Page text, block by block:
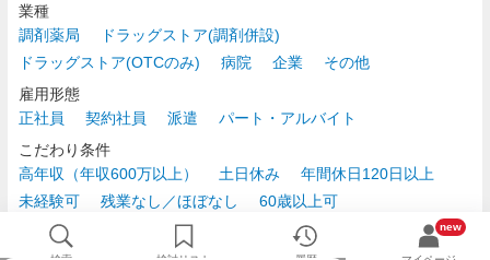
業種
調剤薬局
ドラッグストア(調剤併設)
ドラッグストア(OTCのみ)
病院 企業
その他
雇用形態
正社員
契約社員 派遣
パート・アルバイト
こだわり条件
高年収（年収600万以上）
土日休み
年間休日120日以上
未経験可
残業なし／ほぼなし
60歳以上可
時給2,500円以上
new